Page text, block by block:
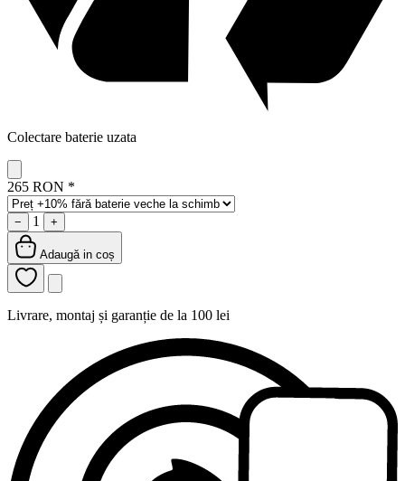
Colectare baterie uzata
265 RON *
− 1 +
Adaugă in coș
Livrare, montaj și garanție de la 100 lei